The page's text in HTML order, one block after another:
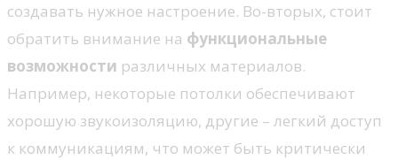
создавать нужное настроение. Во-вторых, стоит
обратить внимание на функциональные
возможности различных материалов.
Например, некоторые потолки обеспечивают
хорошую звукоизоляцию, другие – легкий доступ
к коммуникациям, что может быть критически